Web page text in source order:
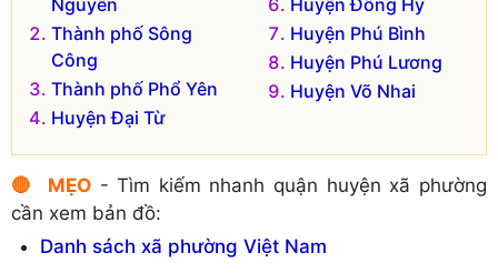
Thành phố Sông
Công
Thành phố Phổ Yên
Huyện Đại Từ
Huyện Phú Bình
Huyện Phú Lương
Huyện Võ Nhai
🔴 MẸO- Tìm kiếm nhanh quận huyện xã phường
cần xem bản đồ:
Danh sách xã phường Việt Nam